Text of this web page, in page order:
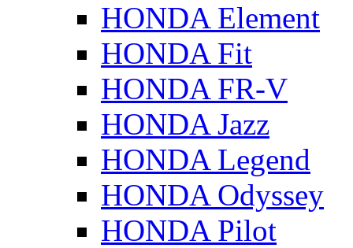
HONDA Element
HONDA Fit
HONDA FR-V
HONDA Jazz
HONDA Legend
HONDA Odyssey
HONDA Pilot